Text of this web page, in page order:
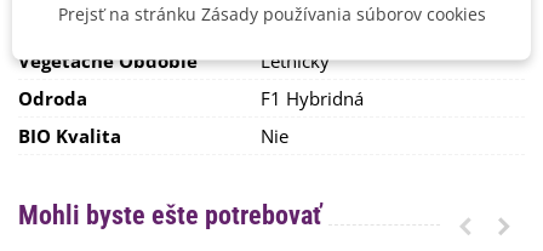
Mrazuvzdornosť
Nie
Vegetačné Obdobie
Letničky
Odroda
F1 Hybridná
BIO Kvalita
Nie
Mohli byste ešte potrebovať
Prejsť na stránku Zásady používania súborov cookies